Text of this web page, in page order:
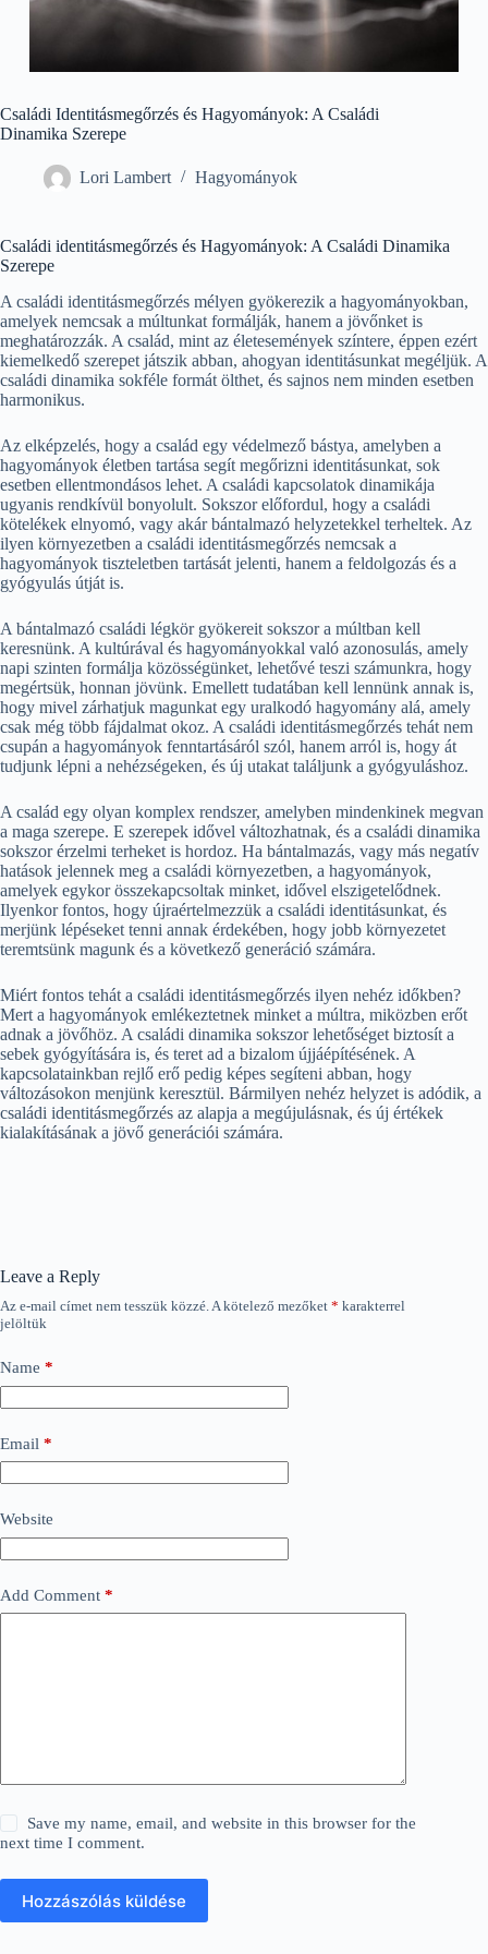
Családi Identitásmegőrzés és Hagyományok: A Családi
Dinamika Szerepe
Lori Lambert Hagyományok
Családi identitásmegőrzés és Hagyományok: A Családi Dinamika
Szerepe
A családi identitásmegőrzés mélyen gyökerezik a hagyományokban,
amelyek nemcsak a múltunkat formálják, hanem a jövőnket is
meghatározzák. A család, mint az életesemények színtere, éppen ezért
kiemelkedő szerepet játszik abban, ahogyan identitásunkat megéljük. A
családi dinamika sokféle formát ölthet, és sajnos nem minden esetben
harmonikus.
Az elképzelés, hogy a család egy védelmező bástya, amelyben a
hagyományok életben tartása segít megőrizni identitásunkat, sok
esetben ellentmondásos lehet. A családi kapcsolatok dinamikája
ugyanis rendkívül bonyolult. Sokszor előfordul, hogy a családi
kötelékek elnyomó, vagy akár bántalmazó helyzetekkel terheltek. Az
ilyen környezetben a családi identitásmegőrzés nemcsak a
hagyományok tiszteletben tartását jelenti, hanem a feldolgozás és a
gyógyulás útját is.
A bántalmazó családi légkör gyökereit sokszor a múltban kell
keresnünk. A kultúrával és hagyományokkal való azonosulás, amely
napi szinten formálja közösségünket, lehetővé teszi számunkra, hogy
megértsük, honnan jövünk. Emellett tudatában kell lennünk annak is,
hogy mivel zárhatjuk magunkat egy uralkodó hagyomány alá, amely
csak még több fájdalmat okoz. A családi identitásmegőrzés tehát nem
csupán a hagyományok fenntartásáról szól, hanem arról is, hogy át
tudjunk lépni a nehézségeken, és új utakat találjunk a gyógyuláshoz.
A család egy olyan komplex rendszer, amelyben mindenkinek megvan
a maga szerepe. E szerepek idővel változhatnak, és a családi dinamika
sokszor érzelmi terheket is hordoz. Ha bántalmazás, vagy más negatív
hatások jelennek meg a családi környezetben, a hagyományok,
amelyek egykor összekapcsoltak minket, idővel elszigetelődnek.
Ilyenkor fontos, hogy újraértelmezzük a családi identitásunkat, és
merjünk lépéseket tenni annak érdekében, hogy jobb környezetet
teremtsünk magunk és a következő generáció számára.
Miért fontos tehát a családi identitásmegőrzés ilyen nehéz időkben?
Mert a hagyományok emlékeztetnek minket a múltra, miközben erőt
adnak a jövőhöz. A családi dinamika sokszor lehetőséget biztosít a
sebek gyógyítására is, és teret ad a bizalom újjáépítésének. A
kapcsolatainkban rejlő erő pedig képes segíteni abban, hogy
változásokon menjünk keresztül. Bármilyen nehéz helyzet is adódik, a
családi identitásmegőrzés az alapja a megújulásnak, és új értékek
kialakításának a jövő generációi számára.
Leave a Reply
Az e-mail címet nem tesszük közzé.A kötelező mezőket * karakterrel
jelöltük
Name *
Email *
Website
Add Comment *
Save my name, email, and website in this browser for the
next time I comment.
Hozzászólás küldése